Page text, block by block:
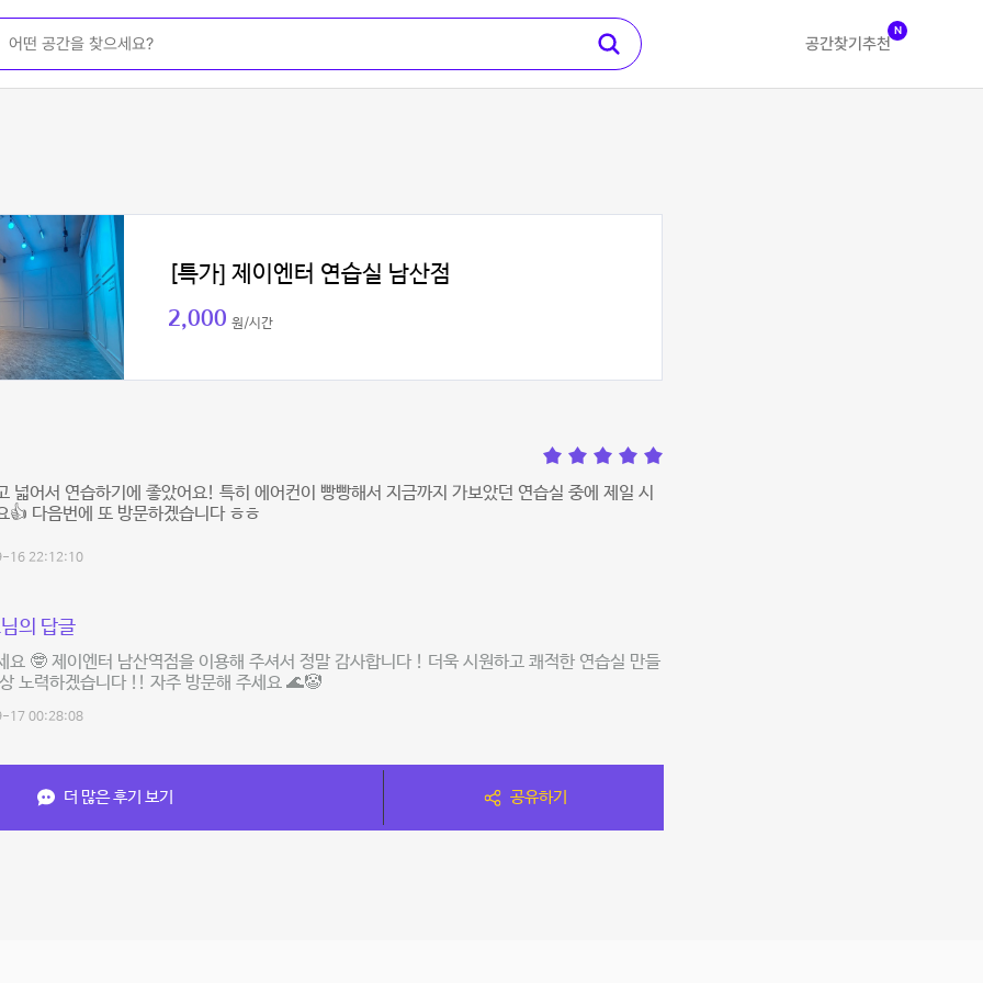
공간찾기 추천
N
[특가] 제이엔터 연습실 남산점
2,000 원/시간
넓어서 연습하기에 좋았어요! 특히 에어컨이 빵빵해서 지금까지 가보았던 연습실 중에 제일 시
👍 다음번에 또 방문하겠습니다 ㅎㅎ
16 22:12:10
의 답글
요 🤓 제이엔터 남산역점을 이용해 주셔서 정말 감사합니다 ! 더욱 시원하고 쾌적한 연습실 만들
노력하겠습니다 !! 자주 방문해 주세요 🌊🤡
17 00:28:08
더 많은 후기 보기 공유하기